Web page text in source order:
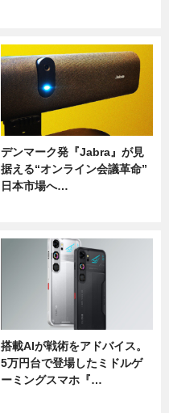
デンマーク発『Jabra』が見
据える“オンライン会議革命”
日本市場へ…
搭載AIが戦術をアドバイス。
5万円台で登場したミドルゲ
ーミングスマホ『…